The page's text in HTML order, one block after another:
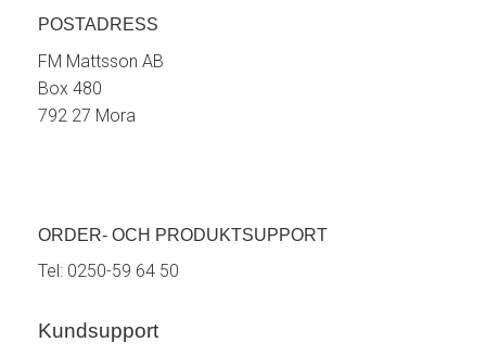
POSTADRESS
FM Mattsson AB
Box 480
792 27 Mora
ORDER- OCH PRODUKTSUPPORT
Tel: 0250-59 64 50
Kundsupport